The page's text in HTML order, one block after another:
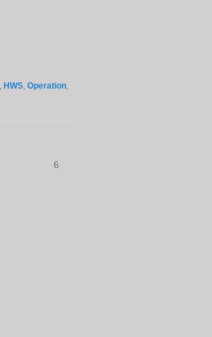
,HWS ,Operation
6